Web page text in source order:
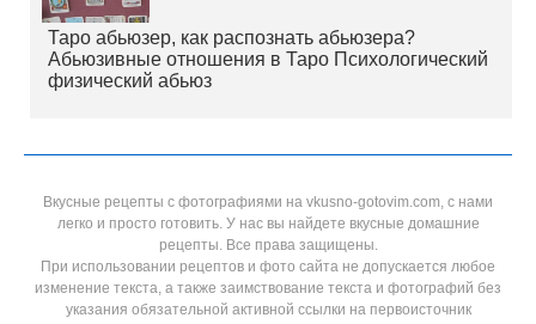
Таро абьюзер, как распознать абьюзера?
Абьюзивные отношения в Таро Психологический
физический абьюз
Вкусные рецепты с фотографиями на vkusno-gotovim.com, с нами
легко и просто готовить. У нас вы найдете вкусные домашние
рецепты. Все права защищены.
При использовании рецептов и фото сайта не допускается любое
изменение текста, а также заимствование текста и фотографий без
указания обязательной активной ссылки на первоисточник